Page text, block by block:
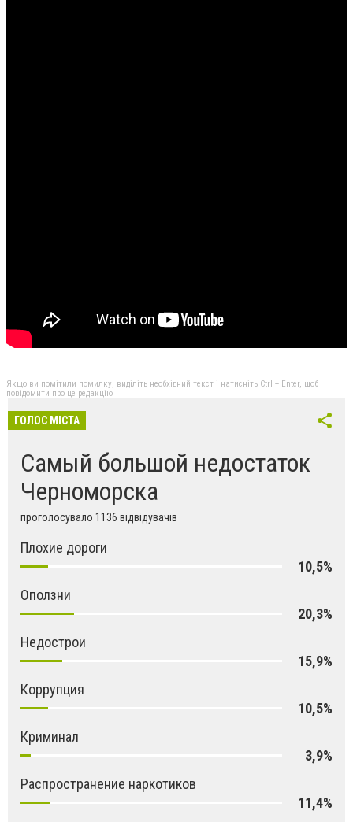
Якщо ви помітили помилку, виділіть необхідний текст і натисніть Ctrl + Enter, щоб
повідомити про це редакцію
ГОЛОС МІСТА
Самый большой недостаток
Черноморска
проголосувало 1136 відвідувачів
Плохие дороги
10,5%
Оползни
20,3%
Недострои
15,9%
Коррупция
10,5%
Криминал
3,9%
Распространение наркотиков
11,4%